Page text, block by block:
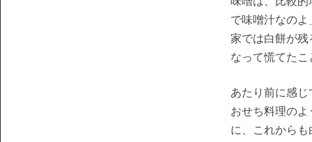
で味噌汁なの
家では白餅が
なって慌てた
あたり前に感
おせち料理の
に、これから